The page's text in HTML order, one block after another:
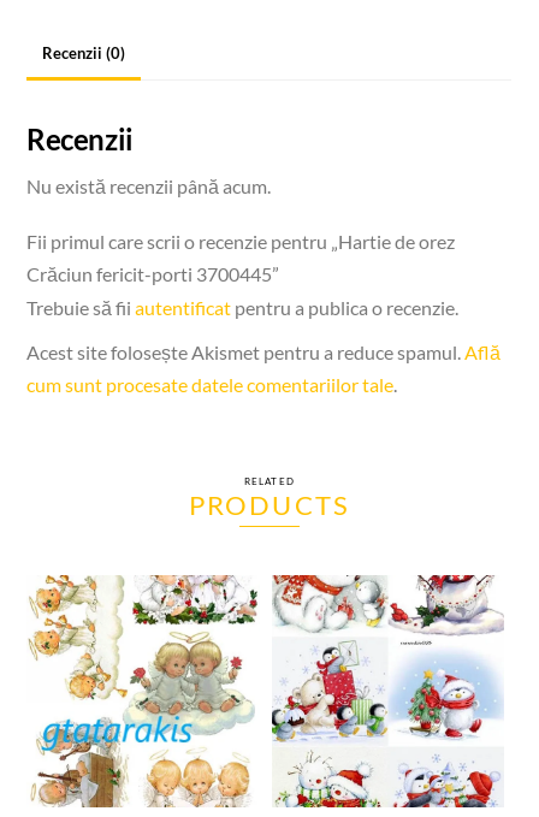
3700445
Recenzii (0)
Recenzii
Nu există recenzii până acum.
Fii primul care scrii o recenzie pentru „Hartie de orez
Crăciun fericit-porti 3700445”
Trebuie să fiiautentificat pentru a publica o recenzie.
Acest site folosește Akismet pentru a reduce spamul.Află
cum sunt procesate datele comentariilor tale.
RELATED
PRODUCTS